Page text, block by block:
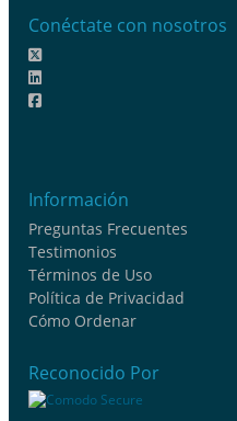
Conéctate con nosotros
Información
Preguntas Frecuentes
Testimonios
Términos de Uso
Política de Privacidad
Cómo Ordenar
Reconocido Por